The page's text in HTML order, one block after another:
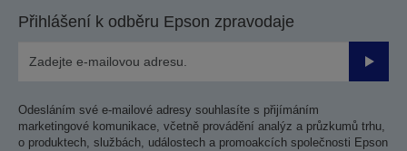
Přihlášení k odběru Epson zpravodaje
Odesláním své e-mailové adresy souhlasíte s přijímáním
marketingové komunikace, včetně provádění analýz a průzkumů trhu,
o produktech, službách, událostech a promoakcích společnosti Epson